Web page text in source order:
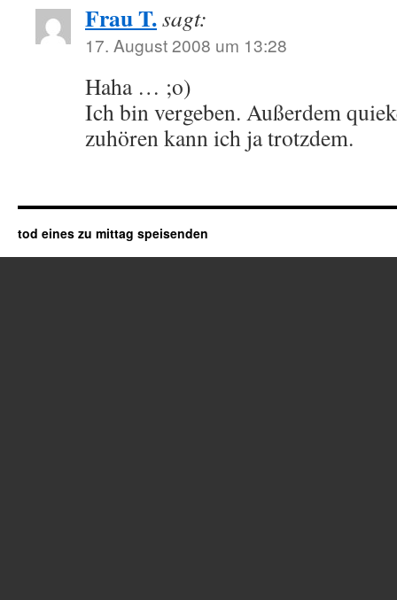
Frau T.sagt:
17. August 2008 um 13:28
Haha … ;o)
Ich bin vergeben. Außerdem
zuhören kann ich ja trotzdem.
tod eines zu mittag speisenden